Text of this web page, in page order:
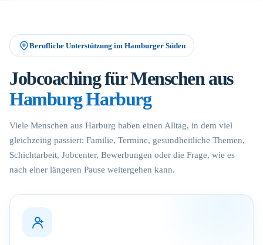
Berufliche Unterstützung im Hamburger Süden
Jobcoaching für Menschen aus
Hamburg Harburg
Viele Menschen aus Harburg haben einen Alltag, in dem viel
gleichzeitig passiert: Familie, Termine, gesundheitliche Themen,
Schichtarbeit, Jobcenter, Bewerbungen oder die Frage, wie es
nach einer längeren Pause weitergehen kann.